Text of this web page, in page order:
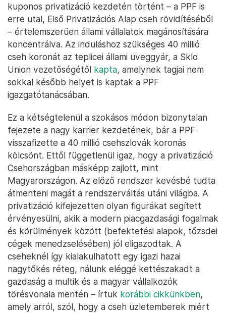
kuponos privatizáció kezdetén történt – a PPF is
erre utal, Első Privatizációs Alap cseh rövidítéséből
– értelemszerűen állami vállalatok magánosítására
koncentrálva. Az induláshoz szükséges 40 millió
cseh koronát az teplicei állami üveggyár, a Sklo
Union vezetőségétől kapta, amelynek tagjai nem
sokkal később helyet is kaptak a PPF
igazgatótanácsában.
Ez a kétségtelenül a szokásos módon bizonytalan
fejezete a nagy karrier kezdetének, bár a PPF
visszafizette a 40 millió csehszlovák koronás
kölcsönt. Ettől függetlenül igaz, hogy a privatizáció
Csehországban másképp zajlott, mint
Magyarországon. Az előző rendszer kevésbé tudta
átmenteni magát a rendszerváltás utáni világba. A
privatizáció kifejezetten olyan figurákat segített
érvényesülni, akik a modern piacgazdasági fogalmak
és körülmények között (befektetési alapok, tőzsdei
cégek menedzselésében) jól eligazodtak. A
cseheknél így kialakulhatott egy igazi hazai
nagytőkés réteg, nálunk eléggé kettészakadt a
gazdaság a multik és a magyar vállalkozók
törésvonala mentén – írtuk korábbi cikkünkben,
amely arról, szól, hogy a cseh üzletemberek miért